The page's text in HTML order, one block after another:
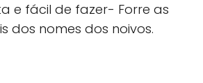
e fácil de fazer- Forre as
dos nomes dos noivos.